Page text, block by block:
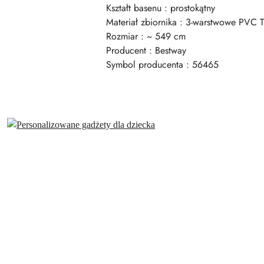
Kształt basenu : prostokątny
Materiał zbiornika : 3-warstwowe PVC
Rozmiar : ~ 549 cm
Producent : Bestway
Symbol producenta : 56465